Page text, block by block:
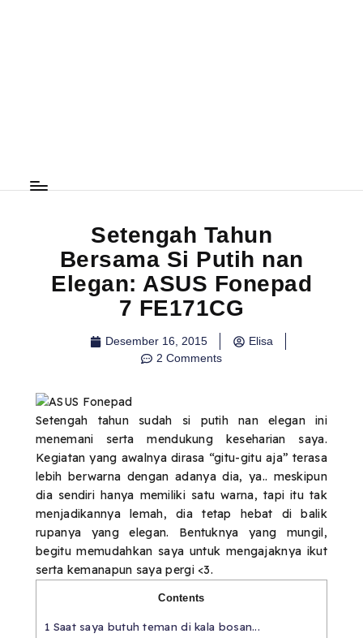
Setengah Tahun
Bersama Si Putih nan
Elegan: ASUS Fonepad
7 FE171CG
Desember 16, 2015
Elisa
2 Comments
Setengah tahun sudah si putih nan elegan ini
menemani serta mendukung keseharian saya.
Kegiatan yang awalnya dirasa “gitu-gitu aja” terasa
lebih berwarna dengan adanya dia, ya.. meskipun
dia sendiri hanya memiliki satu warna, tapi itu tak
menjadikannya lemah, dia tetap hebat di balik
rupanya yang elegan. Bentuknya yang mungil,
begitu memudahkan saya untuk mengajaknya ikut
serta kemanapun saya pergi <3.
Contents
1 Saat saya butuh teman di kala bosan...